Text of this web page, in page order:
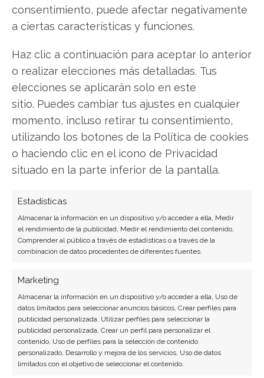
consentimiento, puede afectar negativamente
a ciertas características y funciones.
Haz clic a continuación para aceptar lo anterior
o realizar elecciones más detalladas. Tus
elecciones se aplicarán solo en este
sitio. Puedes cambiar tus ajustes en cualquier
momento, incluso retirar tu consentimiento,
utilizando los botones de la Política de cookies
o haciendo clic en el icono de Privacidad
situado en la parte inferior de la pantalla.
Estadísticas
Almacenar la información en un dispositivo y/o acceder a ella, Medir
el rendimiento de la publicidad, Medir el rendimiento del contenido,
Comprender al público a través de estadísticas o a través de la
combinación de datos procedentes de diferentes fuentes.
Marketing
Almacenar la información en un dispositivo y/o acceder a ella, Uso de
datos limitados para seleccionar anuncios básicos, Crear perfiles para
publicidad personalizada, Utilizar perfiles para seleccionar la
publicidad personalizada, Crear un perfil para personalizar el
contenido, Uso de perfiles para la selección de contenido
personalizado, Desarrollo y mejora de los servicios, Uso de datos
limitados con el objetivo de seleccionar el contenido.
Broadcom: ¿Comprar o vender?¡Lee más aquí!
Broadcom
Compartir este artículo
Twitter
Facebook
Copiar enlace
SOBRE EL AUTOR
Carmen Ruiz López